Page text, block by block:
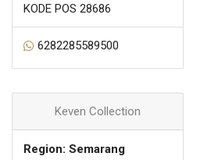
KODE POS 28686
6282285589500
Keven Collection
Region: Semarang